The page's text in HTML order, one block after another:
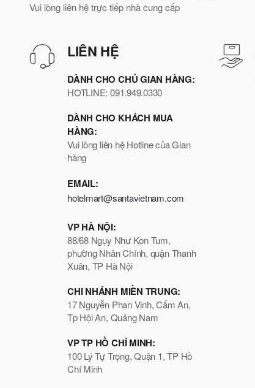
Vui lòng liên hệ trực tiếp nhà cung cấp
LIÊN HỆ
DÀNH CHO CHỦ GIAN HÀNG:
HOTLINE: 091.949.0330
DÀNH CHO KHÁCH MUA
HÀNG:
Vui lòng liên hệ Hotline của Gian
hàng
EMAIL:
hotelmart@santavietnam.com
VP HÀ NỘI:
88/68 Ngụy Như Kon Tum,
phường Nhân Chính, quận Thanh
Xuân, TP Hà Nội
CHI NHÁNH MIỀN TRUNG:
17 Nguyễn Phan Vinh, Cẩm An,
Tp Hội An, Quảng Nam
VP TP HỒ CHÍ MINH:
100 Lý Tự Trọng, Quận 1, TP Hồ
Chí Minh